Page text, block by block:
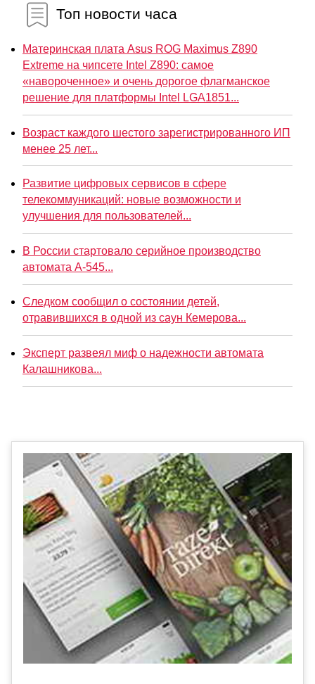
Топ новости часа
Материнская плата Asus ROG Maximus Z890
Extreme на чипсете Intel Z890: самое
«навороченное» и очень дорогое флагманское
решение для платформы Intel LGA1851...
Возраст каждого шестого зарегистрированного ИП
менее 25 лет...
Развитие цифровых сервисов в сфере
телекоммуникаций: новые возможности и
улучшения для пользователей...
В России стартовало серийное производство
автомата А-545...
Следком сообщил о состоянии детей,
отравившихся в одной из саун Кемерова...
Эксперт развеял миф о надежности автомата
Калашникова...